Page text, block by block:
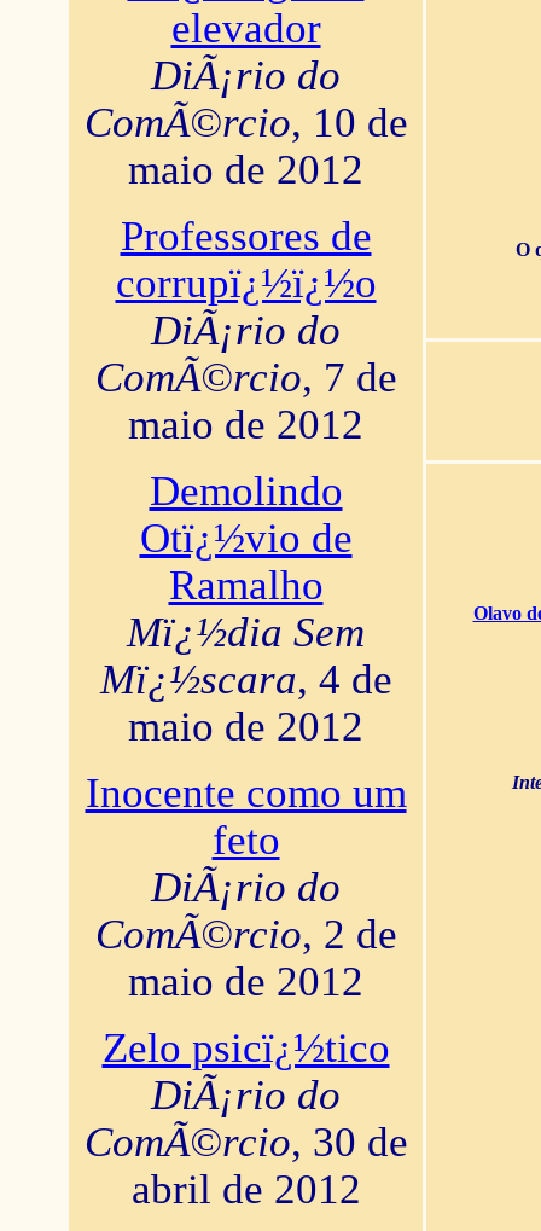
elevador
DiÃ¡rio do
ComÃ©rcio, 10 de
maio de 2012
Professores de
corrupï¿½ï¿½o
DiÃ¡rio do
ComÃ©rcio, 7 de
maio de 2012
Demolindo
Otï¿½vio de
Ramalho
Mï¿½dia Sem
Mï¿½scara, 4 de
maio de 2012
Inocente como um
feto
DiÃ¡rio do
ComÃ©rcio, 2 de
maio de 2012
Zelo psicï¿½tico
DiÃ¡rio do
ComÃ©rcio, 30 de
abril de 2012
O
Olavo